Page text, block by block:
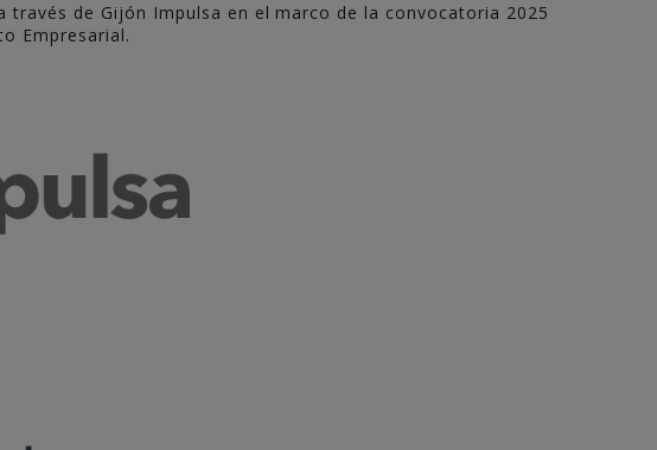
de Gijón Impulsa en el marco de la convocatoria 2025
Empresarial.